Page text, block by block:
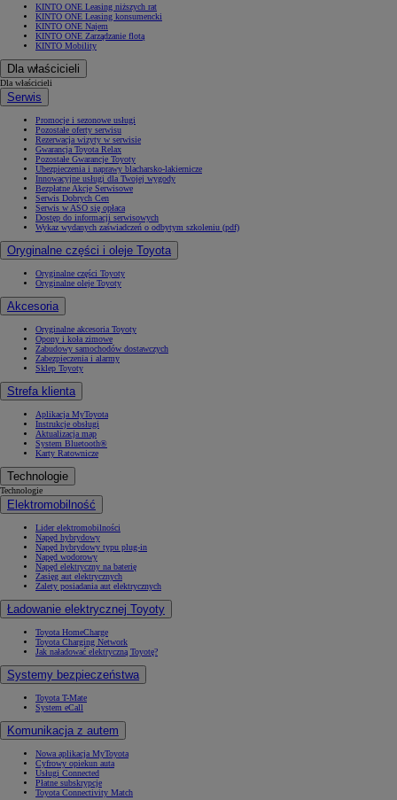
KINTO ONE Leasing niższych rat
KINTO ONE Leasing konsumencki
KINTO ONE Najem
KINTO ONE Zarządzanie flotą
KINTO Mobility
Dla właścicieli
Dla właścicieli
Serwis
Promocje i sezonowe usługi
Pozostałe oferty serwisu
Rezerwacja wizyty w serwisie
Gwarancja Toyota Relax
Pozostałe Gwarancje Toyoty
Ubezpieczenia i naprawy blacharsko-lakiernicze
Innowacyjne usługi dla Twojej wygody
Bezpłatne Akcje Serwisowe
Serwis Dobrych Cen
Serwis w ASO się opłaca
Dostęp do informacji serwisowych
Wykaz wydanych zaświadczeń o odbytym szkoleniu (pdf)
Oryginalne części i oleje Toyota
Oryginalne części Toyoty
Oryginalne oleje Toyoty
Akcesoria
Oryginalne akcesoria Toyoty
Opony i koła zimowe
Zabudowy samochodów dostawczych
Zabezpieczenia i alarmy
Sklep Toyoty
Strefa klienta
Aplikacja MyToyota
Instrukcje obsługi
Aktualizacja map
System Bluetooth®
Karty Ratownicze
Technologie
Technologie
Elektromobilność
Lider elektromobilności
Napęd hybrydowy
Napęd hybrydowy typu plug-in
Napęd wodorowy
Napęd elektryczny na baterię
Zasięg aut elektrycznych
Zalety posiadania aut elektrycznych
Ładowanie elektrycznej Toyoty
Toyota HomeCharge
Toyota Charging Network
Jak naładować elektryczną Toyotę?
Systemy bezpieczeństwa
Toyota T-Mate
System eCall
Komunikacja z autem
Nowa aplikacja MyToyota
Cyfrowy opiekun auta
Usługi Connected
Płatne subskrypcje
Toyota Connectivity Match